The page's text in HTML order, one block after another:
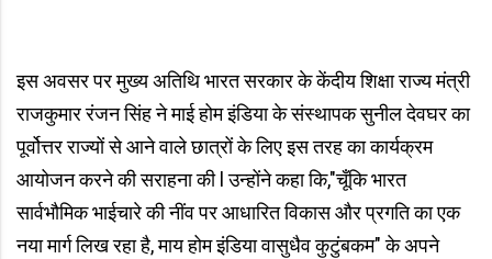
इस अवसर पर मुख्य अतिथि भारत सरकार के केंदीय शिक्षा राज्य मंत्री
राजकुमार रंजन सिंह ने माई होम इंडिया के संस्थापक सुनील देवघर का
पूर्वोत्तर राज्यों से आने वाले छात्रों के लिए इस तरह का कार्यक्रम
आयोजन करने की सराहना की l उन्होंने कहा कि,"चूँकि भारत
सार्वभौमिक भाईचारे की नींव पर आधारित विकास और प्रगति का एक
नया मार्ग लिख रहा है, माय होम इंडिया वासुधैव कुटुंबकम" के अपने